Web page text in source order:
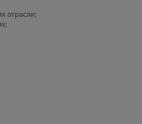
отрасли;